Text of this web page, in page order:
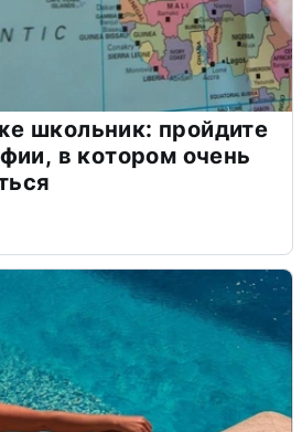
школьник: пройдите
в котором очень